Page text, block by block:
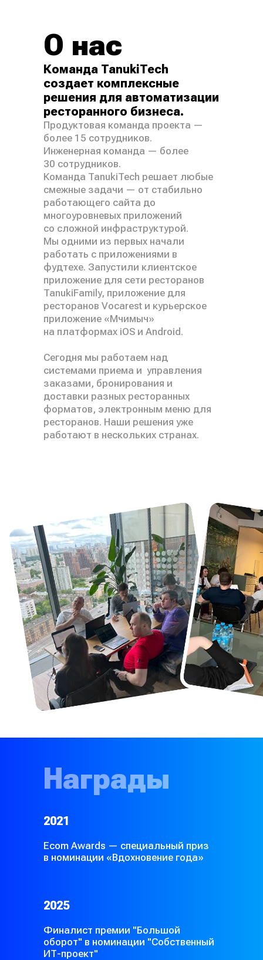
О нас
Команда TanukiTech
создает комплексные
решения для автоматизации
ресторанного бизнеса.
Продуктовая команда проекта —
более 15 сотрудников.
Инженерная команда — более
30 сотрудников.
Команда TanukiTech решает любые
смежные задачи — от стабильно
работающего сайта до
многоуровневых приложений
со сложной инфраструктурой.
Мы одними из первых начали
работать с приложениями в
фудтехе. Запустили клиентское
приложение для сети ресторанов
TanukiFamily, приложение для
ресторанов Vocarest и курьерское
приложение «Мчимыч»
на платформах iOS и Android.
Сегодня мы работаем над
системами приема и управления
заказами, бронирования и
доставки разных ресторанных
форматов, электронным меню для
ресторанов. Наши решения уже
работают в нескольких странах.
Награды
2021
Ecom Awards — специальный приз
в номинации «Вдохновение года»
2025
Финалист премии "Большой
оборот" в номинации "Собственный
ИТ-проект"